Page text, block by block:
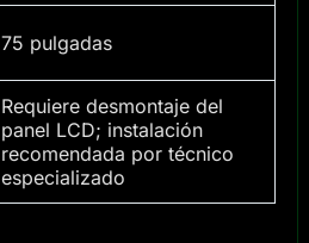
75 pulgadas
Requiere desmontaje del
panel LCD; instalación
recomendada por técnico
especializado